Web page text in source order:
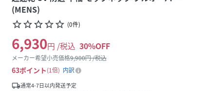
(MENS)
star_borderstar_borderstar_borderstar_borderstar_border (0件)
6,930円 /税込 30%OFF
メーカー希望小売価格9,900円 /税込
63ポイント 1倍
内訳
local_shipping通常4-7日以内発送予定